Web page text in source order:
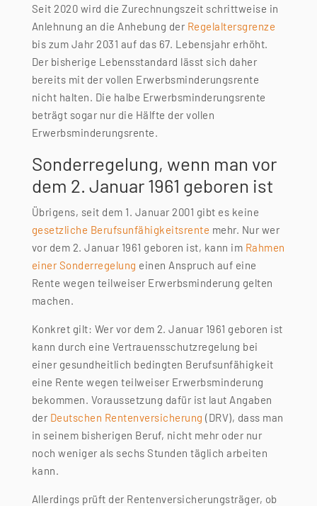
Seit 2020 wird die Zurechnungszeit schrittweise in
Anlehnung an die Anhebung der Regelaltersgrenze
bis zum Jahr 2031 auf das 67. Lebensjahr erhöht.
Der bisherige Lebensstandard lässt sich daher
bereits mit der vollen Erwerbsminderungsrente
nicht halten. Die halbe Erwerbsminderungsrente
beträgt sogar nur die Hälfte der vollen
Erwerbsminderungsrente.
Sonderregelung, wenn man vor
dem 2. Januar 1961 geboren ist
Übrigens, seit dem 1. Januar 2001 gibt es keine
gesetzliche Berufsunfähigkeitsrente mehr. Nur wer
vor dem 2. Januar 1961 geboren ist, kann im Rahmen
einer Sonderregelung einen Anspruch auf eine
Rente wegen teilweiser Erwerbsminderung gelten
machen.
Konkret gilt: Wer vor dem 2. Januar 1961 geboren ist
kann durch eine Vertrauensschutzregelung bei
einer gesundheitlich bedingten Berufsunfähigkeit
eine Rente wegen teilweiser Erwerbsminderung
bekommen. Voraussetzung dafür ist laut Angaben
der Deutschen Rentenversicherung (DRV), dass man
in seinem bisherigen Beruf, nicht mehr oder nur
noch weniger als sechs Stunden täglich arbeiten
kann.
Allerdings prüft der Rentenversicherungsträger, ob